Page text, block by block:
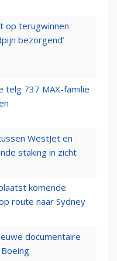
op terugwinnen
bezorgend’
telg 737 MAX-familie
WestJet en
staking in zicht
komende
route naar Sydney
documentaire